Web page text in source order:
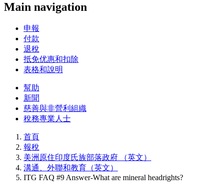
Main navigation
申報
付款
退稅
抵免优惠和扣除
表格和說明
Info
Menu
Mobile
幫助
新聞
慈善與非營利組織
稅務專業人士
首頁
報稅
美洲原住印度氏族部落政府 （英文）
溝通、外聯和教育（英文）
ITG FAQ #9 Answer-What are mineral headrights?